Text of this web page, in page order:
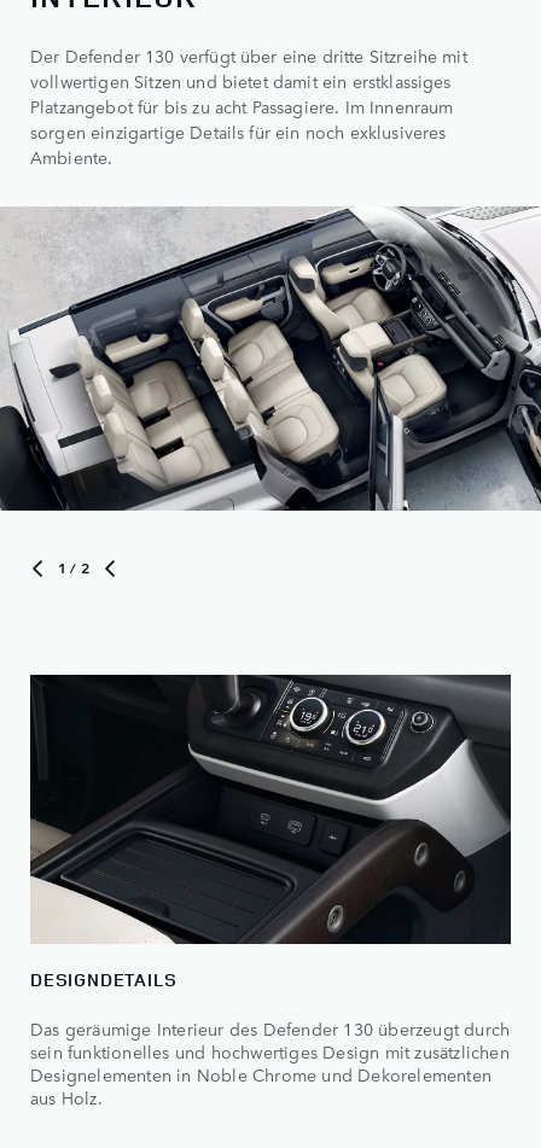
Der Defender 130 verfügt über eine dritte Sitzreihe mit
vollwertigen Sitzen und bietet damit ein erstklassiges
Platzangebot für bis zu acht Passagiere. Im Innenraum
sorgen einzigartige Details für ein noch exklusiveres
Ambiente.
1 / 2
DESIGNDETAILS
Das geräumige Interieur des Defender 130 überzeugt durch
sein funktionelles und hochwertiges Design mit zusätzlichen
Designelementen in Noble Chrome und Dekorelementen
aus Holz.